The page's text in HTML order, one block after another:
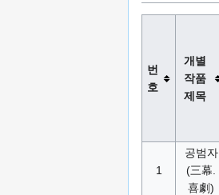
번
호
개별
작품
제목
1
공범자
(三幕.
喜劇)